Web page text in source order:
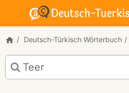
Deutsch-Türkisch Wörterbuch
Deutsch-
Türkisch
Übersetzung